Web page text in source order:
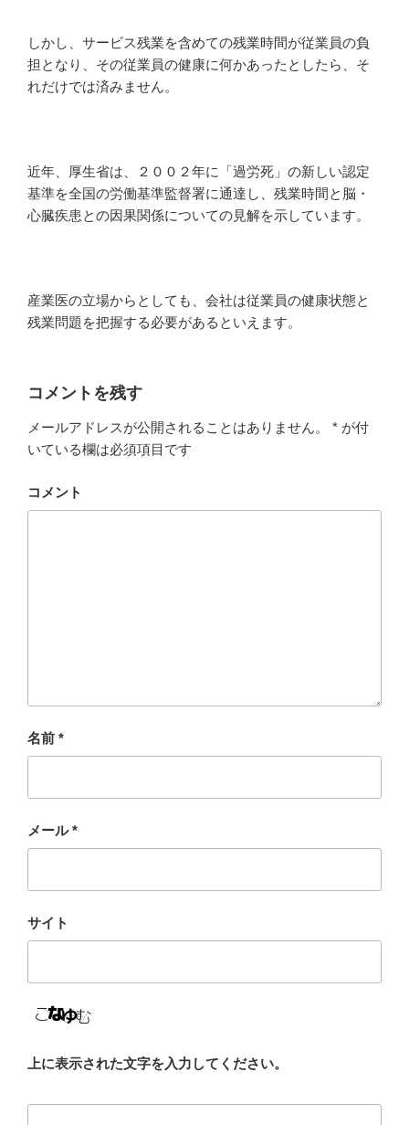
しかし、サービス残業を含めての残業時間が従業員の負
担となり、その従業員の健康に何かあったとしたら、そ
れだけでは済みません。
近年、厚生省は、２００２年に「過労死」の新しい認定
基準を全国の労働基準監督署に通達し、残業時間と脳・
心臓疾患との因果関係についての見解を示しています。
産業医の立場からとしても、会社は従業員の健康状態と
残業問題を把握する必要があるといえます。
コメントを残す
メールアドレスが公開されることはありません。 * が付
いている欄は必須項目です
コメント
名前 *
メール*
サイト
上に表示された文字を入力してください。